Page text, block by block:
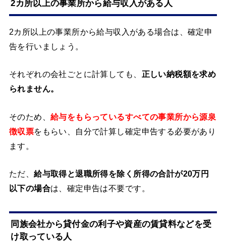
2カ所以上の事業所から給与収入がある人
2カ所以上の事業所から給与収入がある場合は、確定申
告を行いましょう。
それぞれの会社ごとに計算しても、 正しい納税額を求め
られません。
そのため、 給与をもらっているすべての事業所から源泉
徴収票をもらい、自分で計算し確定申告する必要があり
ます。
ただ、給与取得と退職所得を除く所得の合計が20万円
以下の場合は、確定申告は不要です。
同族会社から貸付金の利子や資産の賃貸料などを受
け取っている人